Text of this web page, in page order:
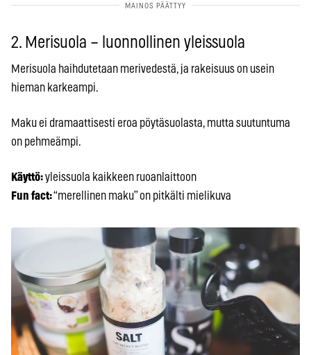
2. Merisuola – luonnollinen yleissuola
Merisuola haihdutetaan merivedestä, ja rakeisuus on usein
hieman karkeampi.
Maku ei dramaattisesti eroa pöytäsuolasta, mutta suutuntuma
on pehmeämpi.
Käyttö:yleissuola kaikkeen ruoanlaittoon
Fun fact:“merellinen maku” on pitkälti mielikuva